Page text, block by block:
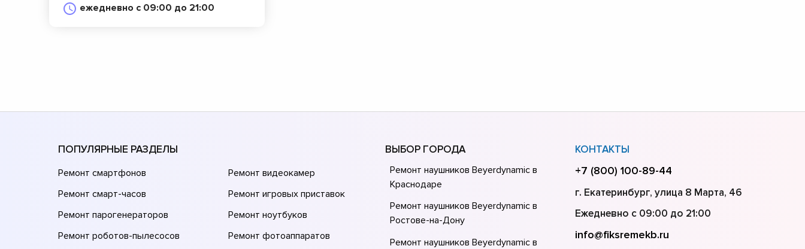
ежедневно с 09:00 до 21:00
ПОПУЛЯРНЫЕ РАЗДЕЛЫ
Ремонт смартфонов
Ремонт смарт-часов
Ремонт парогенераторов
Ремонт роботов-пылесосов
Ремонт видеокамер
Ремонт игровых приставок
Ремонт ноутбуков
Ремонт фотоаппаратов
ВЫБОР ГОРОДА
Ремонт наушников Beyerdynamic в
Краснодаре
Ремонт наушников Beyerdynamic в
Ростове-на-Донy
Ремонт наушников Beyerdynamic в
КОНТАКТЫ
+7 (800) 100-89-44
г. Екатеринбург, улица 8 Марта, 46
Ежедневно с 09:00 до 21:00
info@fiksremekb.ru